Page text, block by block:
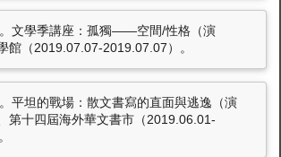
（2018.05）。演講人，依大中文學程第
學季:台灣現代主義文學講座。馬來西亞蘇
里大學，MYS, 馬來西亞。
散文集創作計畫。國家文化藝術基金會文
獎助。
文學季講座：孤獨——空間/性格（演
館（2019.07.07-2019.07.07）。
平坦的戰場：散文書寫的直面與逃逸（演
第十四屆海外華文書市（2019.06.01-